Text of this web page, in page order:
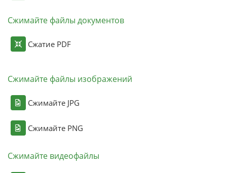
Сжимайте файлы документов
Сжатие PDF
Сжимайте файлы изображений
Сжимайте JPG
Сжимайте PNG
Сжимайте видеофайлы